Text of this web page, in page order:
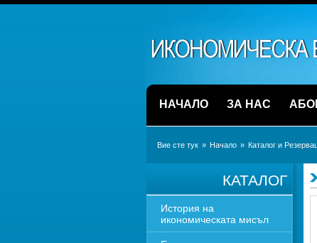
НАЧАЛО ЗА НАС
Вие сте тук » Начало » Каталог и
КАТАЛОГ
История на
икономическата мисъл